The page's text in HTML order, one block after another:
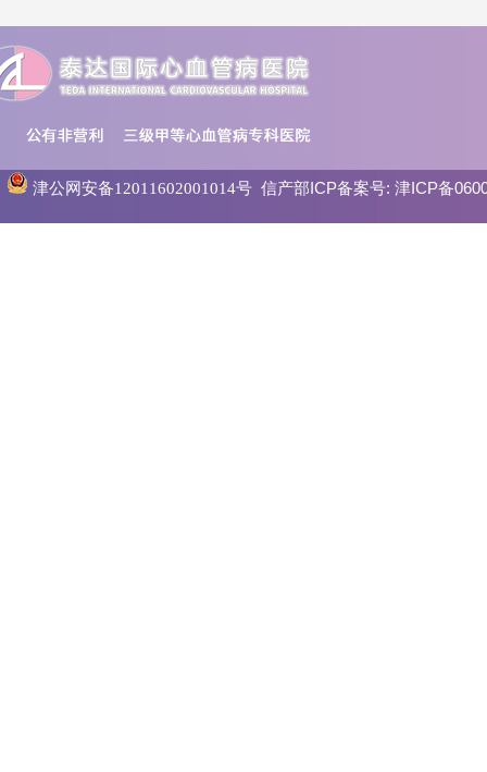
津公网安备12011602001014号信产部ICP备案号: 津ICP备